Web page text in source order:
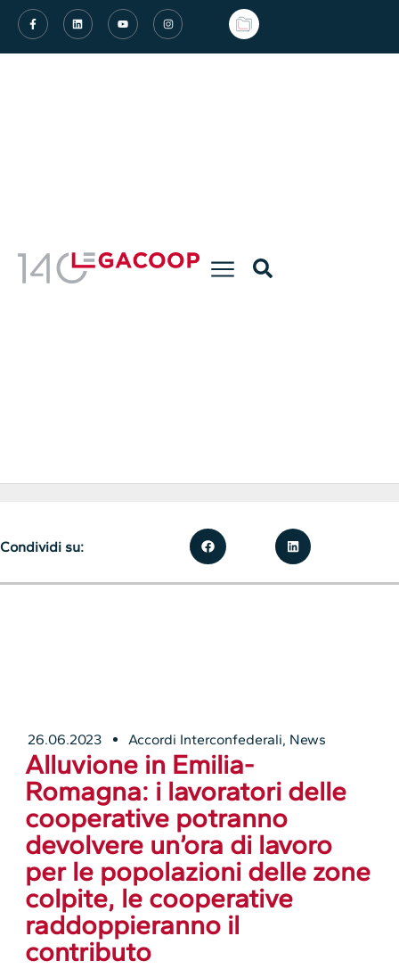
26.06.2023 Accordi Interconfederali, News
Alluvione in Emilia-
Romagna: i lavoratori delle
cooperative potranno
devolvere un’ora di lavoro
per le popolazioni delle zone
colpite, le cooperative
raddoppieranno il
contributo
Condividi su: